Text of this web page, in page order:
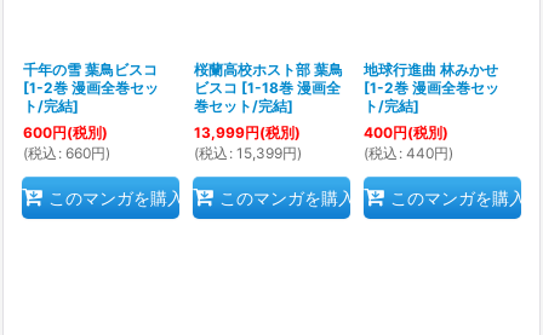
千年の雪 葉鳥ビスコ
[1-2巻 漫画全巻セッ
ト/完結]
600円(税別)
(税込 : 660円)
このマンガを購入
桜蘭高校ホスト部 葉鳥
ビスコ [1-18巻 漫画全
巻セット/完結]
13,999円(税別)
(税込 : 15,399円)
このマンガを購入
地球行進曲 林みかせ
[1-2巻 漫画全巻セッ
ト/完結]
400円(税別)
(税込 : 440円)
このマンガを購入